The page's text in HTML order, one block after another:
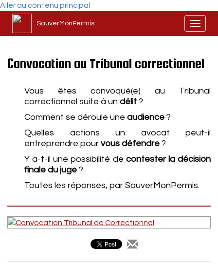
Aller au contenu principal
SauverMonPermis
Convocation au Tribunal correctionnel
Vous êtes convoqué(e) au Tribunal
correctionnel suite à un délit ?
Comment se déroule une audience ?
Quelles actions un avocat peut-il
entreprendre pour vous défendre ?
Y a-t-il une possibilité de contester la décision
finale du juge ?
Toutes les réponses, par SauverMonPermis.